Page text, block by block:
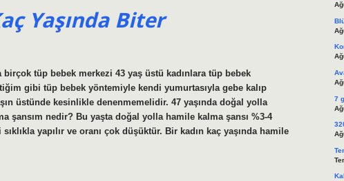
Yaşında Biter
tüp bebek merkezi 43 yaş üstü kadınlara tüp bebek
gibi tüp bebek yöntemiyle kendi yumurtasıyla gebe kalıp
üstünde kesinlikle denenmemelidir. 47 yaşında doğal yolla
şansım nedir? Bu yaşta doğal yolla hamile kalma şansı %3-4
yapılır ve oranı çok düşüktür. Bir kadın kaç yaşında hamile
7